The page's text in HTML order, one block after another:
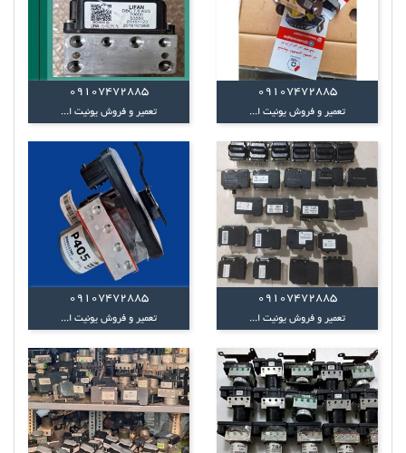
09107472885
تعمیر و فروش یونیت ا...
09107472885
تعمیر و فروش یونیت ا...
09107472885
تعمیر و فروش یونیت ا...
09107472885
تعمیر و فروش یونیت ا...